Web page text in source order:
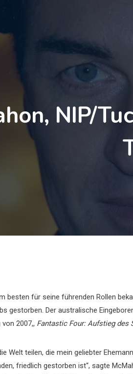
NIP/
besten für seine führenden Rollen
gestorben. Der australische
2007,, Fantastic Four: Aufstieg des
Welt teilen, die mein geliebter
friedlich gestorben ist“, sagte